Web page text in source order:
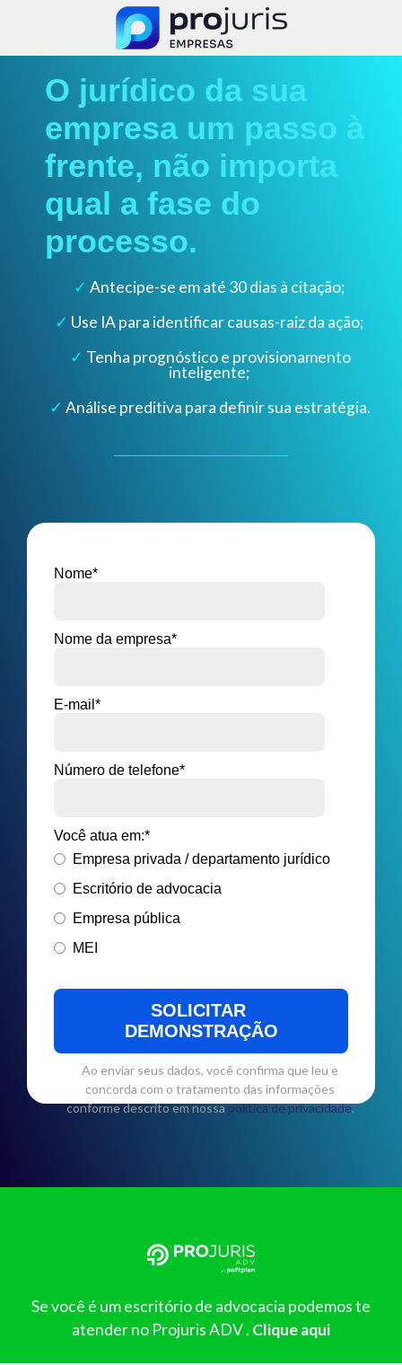
O jurídico da sua
empresa um passo à
frente, não importa
qual a fase do
processo.
✓ Antecipe-se em até 30 dias à citação;
✓ Use IA para identificar causas-raiz da ação;
✓ Tenha prognóstico e provisionamento
inteligente;
✓ Análise preditiva para definir sua estratégia.
Nome*
Nome da empresa*
E-mail *
Número de telefone*
Você atua em:*
Empresa privada / departamento jurídico
Escritório de advocacia
Empresa pública
MEI
Ao enviar seus dados, você confirma que leu e
concorda com o tratamento das informações
conforme descrito em nossapolítica de privacidade.
Se você é um escritório de advocacia podemos te
atender no Projuris ADV . Clique aqui